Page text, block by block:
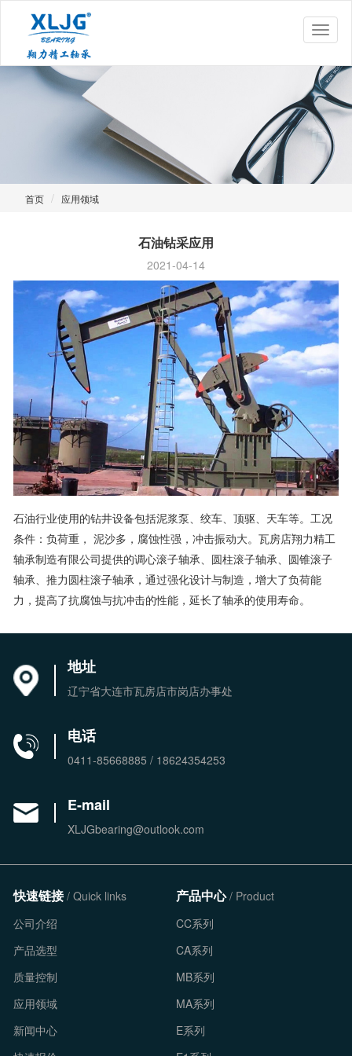
首页 应用领域
石油钻采应用
2021-04-14
石油行业使用的钻井设备包括泥浆泵、绞车、顶驱、天车等。工况
条件：负荷重， 泥沙多，腐蚀性强，冲击振动大。瓦房店翔力精工
轴承制造有限公司提供的调心滚子轴承、圆柱滚子轴承、圆锥滚子
轴承、推力圆柱滚子轴承，通过强化设计与制造，增大了负荷能
力，提高了抗腐蚀与抗冲击的性能，延长了轴承的使用寿命。
地址
辽宁省大连市瓦房店市岗店办事处
电话
0411-85668885 / 18624354253
E-mail
XLJGbearing@outlook.com
快速链接/ Quick links
公司介绍
产品选型
质量控制
应用领域
新闻中心
产品中心/ Product
CC系列
CA系列
MB系列
MA系列
E系列